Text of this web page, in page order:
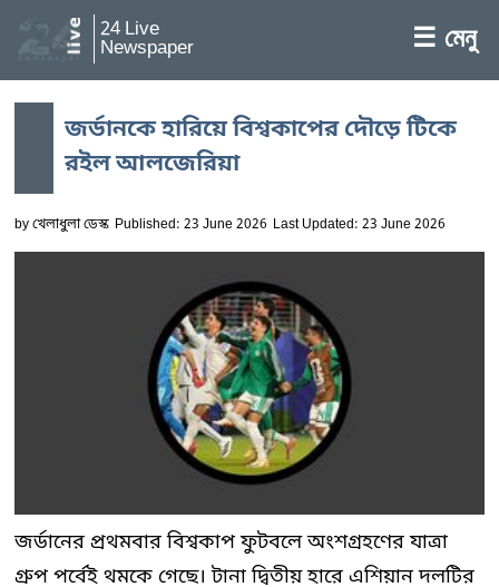
24 Live
Newspaper ☰ মেনু
জর্ডানকে হারিয়ে বিশ্বকাপের দৌড়ে টিকে
রইল আলজেরিয়া
byখেলাধুলা ডেস্ক Published: 23 June 2026 Last Updated: 23 June 2026
জর্ডানের প্রথমবার বিশ্বকাপ ফুটবলে অংশগ্রহণের যাত্রা
গ্রুপ পর্বেই থমকে গেছে। টানা দ্বিতীয় হারে এশিয়ান দলটির